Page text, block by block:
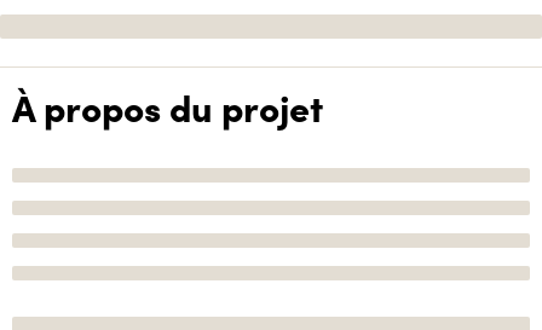
À propos du projet